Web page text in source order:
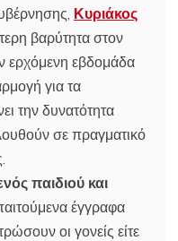
Κυριάκος
βαρύτητα στον
ερχόμενη εβδομάδα
για τα
την δυνατότητα
σε πραγματικό
παιδιού και
έγγραφα
οι γονείς είτε